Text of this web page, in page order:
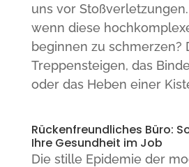
uns vor
wenn diese
beginnen zu schmerzen?
Treppensteigen, das
oder das Heben einer
Rückenfreundliches Büro:
Ihre Gesundheit im Job
Die stille Epidemie der